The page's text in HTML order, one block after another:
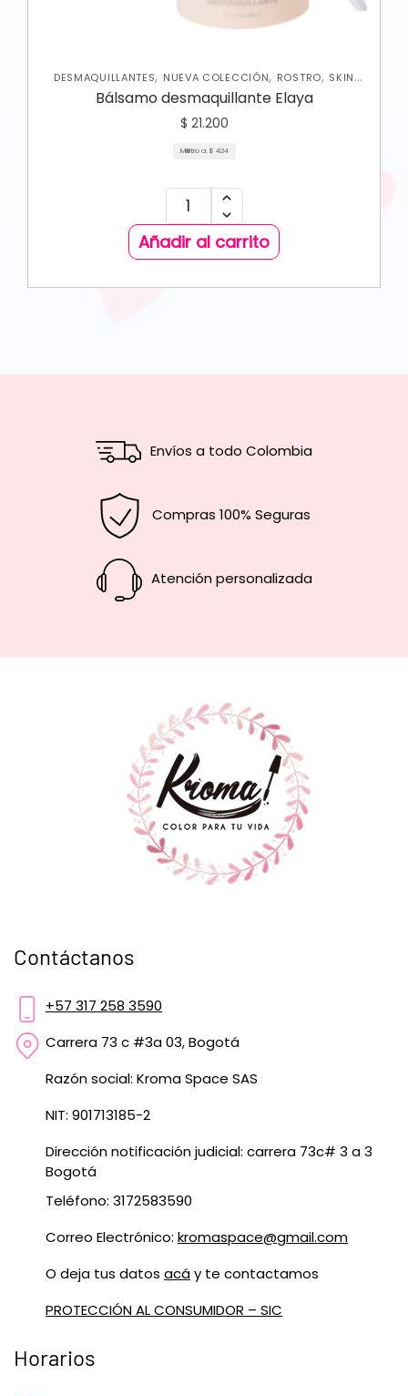
DESMAQUILLANTES, NUEVA COLECCIÓN, ROSTRO, SKIN
CARE FACIAL
Bálsamo desmaquillante Elaya
$ 21.200
Mililitro a: $ 424
Añadir al carrito
Envíos a todo Colombia
Compras 100% Seguras
Atención personalizada
Contáctanos
+57 317 258 3590
Carrera 73 c #3a 03, Bogotá
Razón social: Kroma Space SAS
NIT: 901713185-2
Dirección notificación judicial: carrera 73c# 3 a 3
Bogotá
Teléfono: 3172583590
Correo Electrónico: kromaspace@gmail.com
O deja tus datos acáy te contactamos
PROTECCIÓN AL CONSUMIDOR – SIC
Horarios